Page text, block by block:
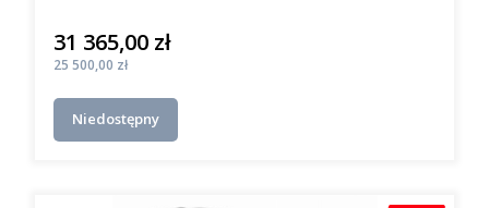
Cena
31 365,00 zł
Cena
25 500,00 zł
Niedostępny